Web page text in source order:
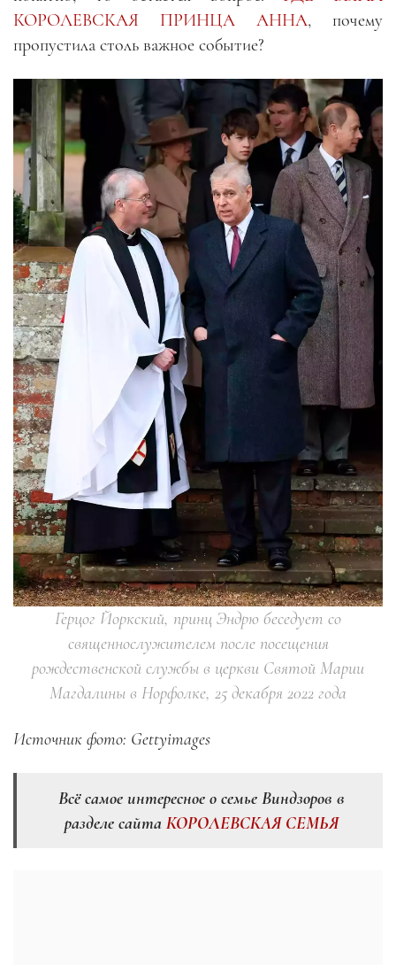
КОРОЛЕВСКАЯ ПРИНЦА АННА, почему
пропустила столь важное событие?
Герцог Йоркский, принц Эндрю беседует со
священнослужителем после посещения
рождественской службы в церкви Святой Марии
Магдалины в Норфолке, 25 декабря 2022 года
Источник фото: Gettyimages
Всё самое интересное о семье Виндзоров в
разделе сайта КОРОЛЕВСКАЯ СЕМЬЯ